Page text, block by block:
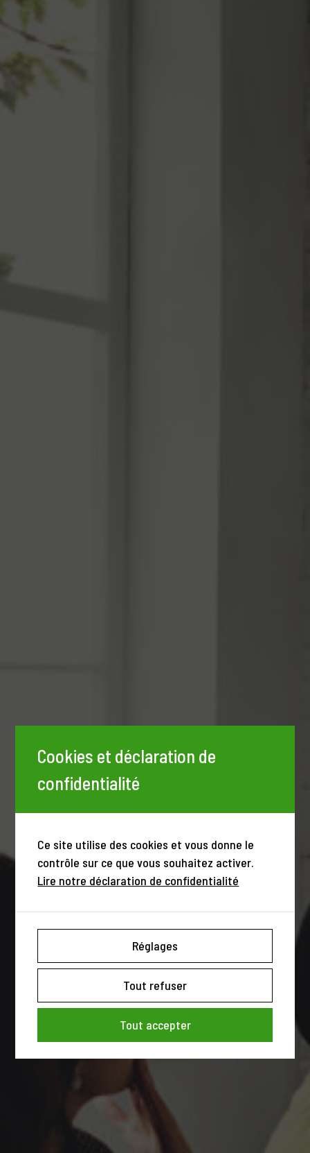
Cookies et déclaration de
confidentialité
Ce site utilise des cookies et vous donne le
contrôle sur ce que vous souhaitez activer.
Lire notre déclaration de confidentialité
Réglages
Tout refuser
Tout accepter